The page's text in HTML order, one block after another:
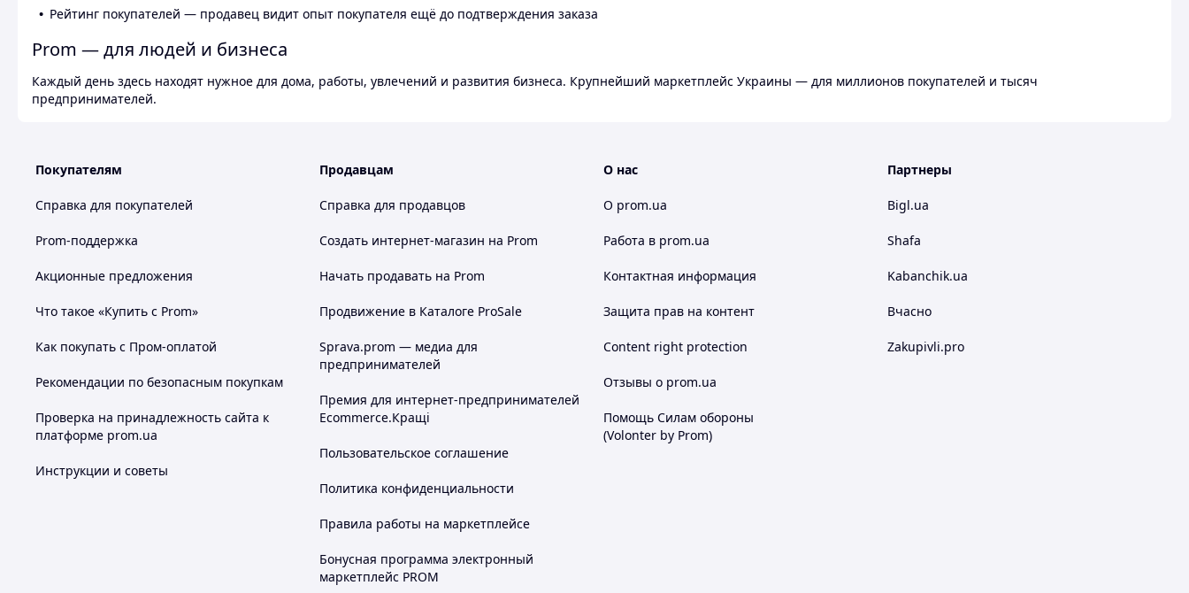
Рейтинг покупателей — продавец видит опыт покупателя ещё до подтверждения заказа
Prom — для людей и бизнеса
Каждый день здесь находят нужное для дома, работы, увлечений и развития бизнеса. Крупнейший маркетплейс Украины — для миллионов покупателей и тысяч
предпринимателей.
Покупателям
Справка для покупателей
Prom-поддержка
Акционные предложения
Что такое «Купить с Prom»
Как покупать с Пром-оплатой
Рекомендации по безопасным покупкам
Проверка на принадлежность сайта к
платформе prom.ua
Инструкции и советы
Продавцам
Справка для продавцов
Создать интернет-магазин на Prom
Начать продавать на Prom
Продвижение в Каталоге ProSale
Sprava.prom — медиа для
предпринимателей
Премия для интернет-предпринимателей
Ecommerce.Кращі
Пользовательское соглашение
Политика конфиденциальности
Правила работы на маркетплейсе
Бонусная программа электронный
маркетплейс PROM
О нас
О prom.ua
Работа в prom.ua
Контактная информация
Защита прав на контент
Content right protection
Отзывы о prom.ua
Помощь Силам обороны
(Volonter by Prom)
Партнеры
Bigl.ua
Shafa
Kabanchik.ua
Вчасно
Zakupivli.pro